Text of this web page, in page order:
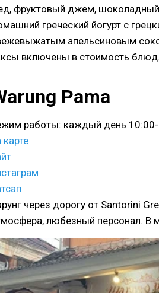
фруктовый джем, шоколадный
греческий йогурт с
апельсиновым
включены в стоимость блюд.
Pama
работы: каждый день
карте
через дорогу от Santorini
любезный персонал. В